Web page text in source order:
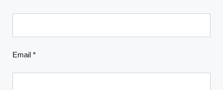
Email *